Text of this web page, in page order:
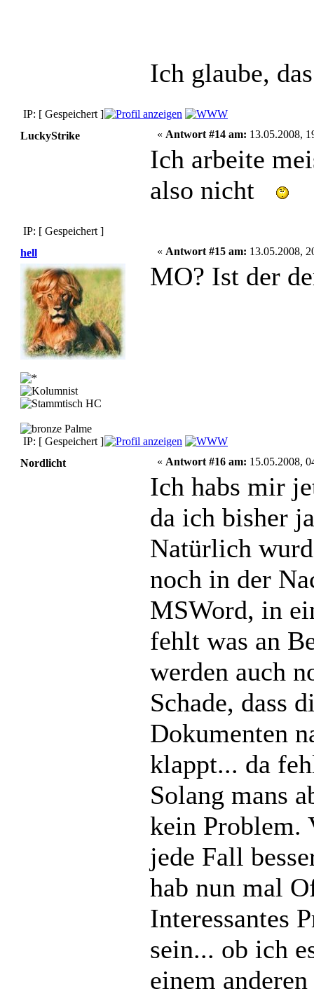
Ich glaube,
IP: [ Gespeichert ]
LuckyStrike
« Antwort #14 am: 13.05.2008,
Ich arbeite
also nicht
IP: [ Gespeichert ]
hell
« Antwort #15 am: 13.05.2008,
MO? Ist der
IP: [ Gespeichert ]
Nordlicht
« Antwort #16 am: 15.05.2008,
Ich habs mir
da ich bisher
Natürlich
noch in der
MSWord, in
fehlt was an
werden auch
Schade, dass
Dokumenten
klappt... da
Solang mans
kein Problem.
jede Fall
hab nun mal
Interessantes
sein... ob ich
einem